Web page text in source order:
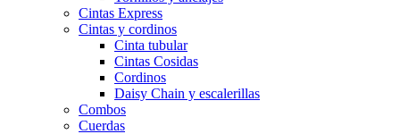
Cintas Express
Cintas y cordinos
Cinta tubular
Cintas Cosidas
Cordinos
Daisy Chain y escalerillas
Combos
Cuerdas